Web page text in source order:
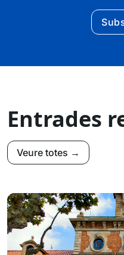
Entrades
Veure totes →